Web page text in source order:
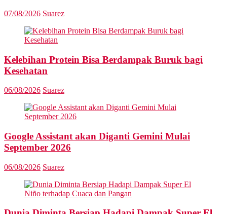
07/08/2026 Suarez
Kelebihan Protein Bisa Berdampak Buruk bagi
Kesehatan
06/08/2026 Suarez
Google Assistant akan Diganti Gemini Mulai
September 2026
06/08/2026 Suarez